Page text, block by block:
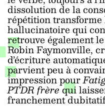
dissolution de la
répétition transforme
hallucinatoire qui
retrouve également
Robin Faymonville,
d’écriture
parvient peu à
impression pour
PTDR frèrequi
franchement